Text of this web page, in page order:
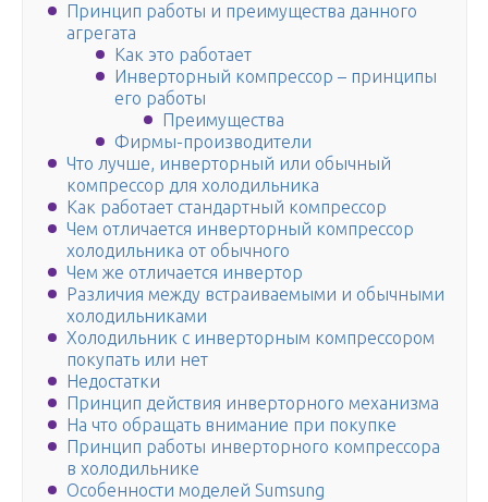
Принцип работы и преимущества данного
агрегата
Как это работает
Инверторный компрессор – принципы
его работы
Преимущества
Фирмы-производители
Что лучше, инверторный или обычный
компрессор для холодильника
Как работает стандартный компрессор
Чем отличается инверторный компрессор
холодильника от обычного
Чем же отличается инвертор
Различия между встраиваемыми и обычными
холодильниками
Холодильник с инверторным компрессором
покупать или нет
Недостатки
Принцип действия инверторного механизма
На что обращать внимание при покупке
Принцип работы инверторного компрессора
в холодильнике
Особенности моделей Sumsung